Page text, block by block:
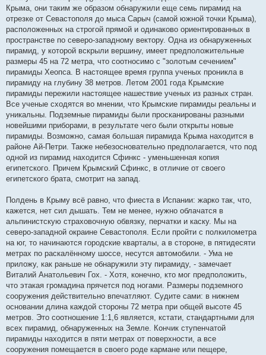
Крыма, они таким же образом обнаружили еще семь пирамид на
отрезке от Севастополя до мыса Сарыч (самой южной точки Крыма),
расположенных на строгой прямой и одинаково ориентированных в
пространстве по северо-западному вектору. Одна из обнаруженных
пирамид, у которой вскрыли вершину, имеет предположительные
размеры 45 на 72 метра, что соотносимо с "золотым сечением"
пирамиды Хеопса. В настоящее время группа ученых проникла в
пирамиду на глубину 38 метров. Летом 2001 года Крымские
пирамиды пережили настоящее нашествие ученых из разных стран.
Все ученые сходятся во мнении, что Крымские пирамиды реальны и
уникальны. Подземные пирамиды были просканированы разными
новейшими приборами, в результате чего были открыты новые
пирамиды. Возможно, самая большая пирамида Крыма находится в
районе Ай-Петри. Также небезосновательно предполагается, что под
одной из пирамид находится Сфинкс - уменьшенная копия
египетского. Причем Крымский Сфинкс, в отличие от своего
египетского брата, смотрит на запад.
Полдень в Крыму всё равно, что фиеста в Испании: жарко так, что,
кажется, нет сил дышать. Тем не менее, нужно облачатся в
альпинистскую страховочную обвязку, перчатки и каску. Мы на
северо-западной окраине Севастополя. Если пройти с полкилометра
на юг, то начинаются городские кварталы, а в стороне, в пятидесяти
метрах по раскалённому шоссе, несутся автомобили. - Ума не
приложу, как раньше не обнаружили эту пирамиду, - замечает
Виталий Анатольевич Гох. - Хотя, конечно, кто мог предположить,
что этакая громадина прячется под ногами. Размеры подземного
сооружения действительно впечатляют. Судите сами: в нижнем
основании длина каждой стороны 72 метра при общей высоте 45
метров. Это соотношение 1:1,6 является, кстати, стандартными для
всех пирамид, обнаруженных на Земле. Кончик ступенчатой
пирамиды находится в пяти метрах от поверхности, а все
сооружения помещается в своего роде кармане или пещере,